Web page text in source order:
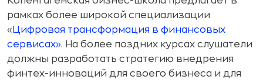
рамках более широкой специализации
« Цифровая трансформация в финансовых
сервисах». На более поздних курсах слушатели
должны разработать стратегию внедрения
финтех-инноваций для своего бизнеса и для